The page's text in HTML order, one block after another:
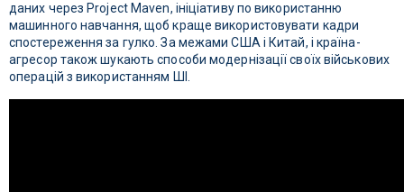
даних через Project Maven, ініціативу по використанню
машинного навчання, щоб краще використовувати кадри
спостереження за гулко. За межами США і Китай, і країна-
агресор також шукають способи модернізації своїх військових
операцій з використанням ШІ.